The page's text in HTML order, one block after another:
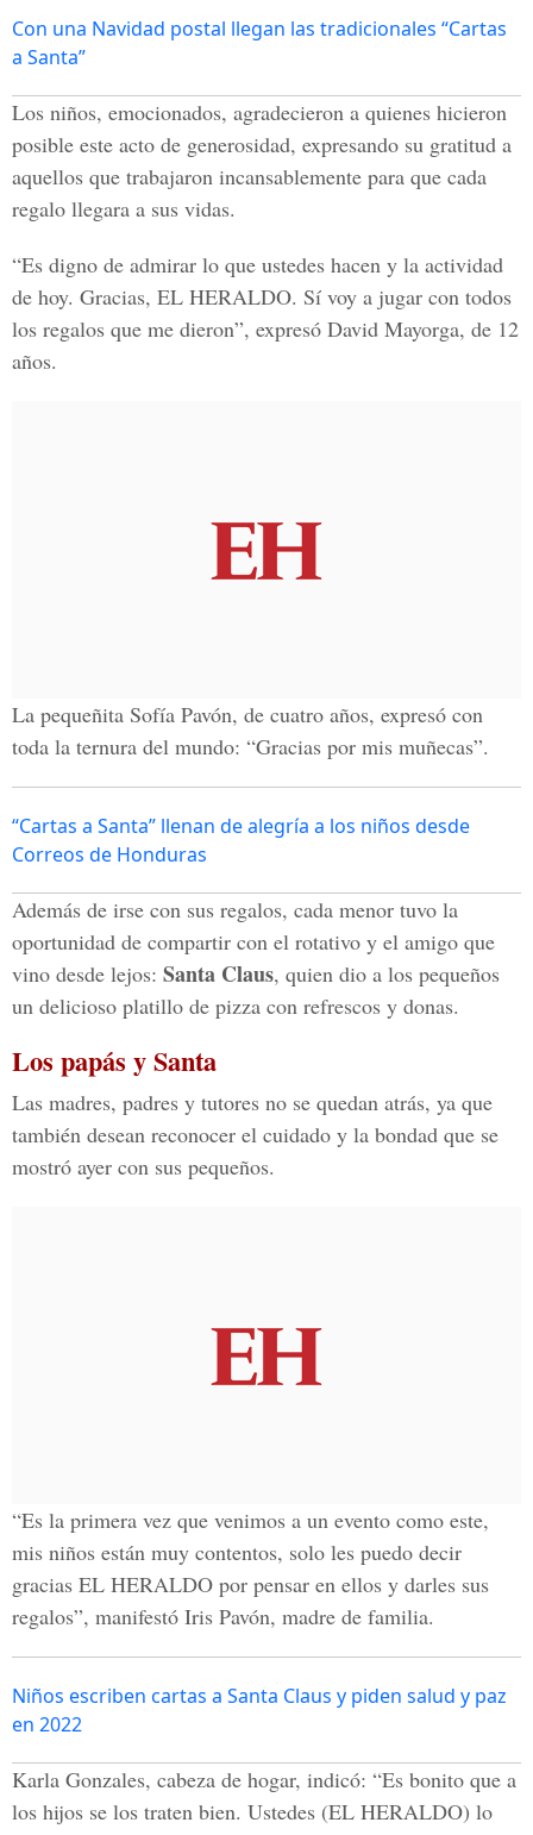
Con una Navidad postal llegan las tradicionales “Cartas
a Santa”
Los niños, emocionados, agradecieron a quienes hicieron
posible este acto de generosidad, expresando su gratitud a
aquellos que trabajaron incansablemente para que cada
regalo llegara a sus vidas.
“Es digno de admirar lo que ustedes hacen y la actividad
de hoy. Gracias, EL HERALDO. Sí voy a jugar con todos
los regalos que me dieron”, expresó David Mayorga, de 12
años.
La pequeñita Sofía Pavón, de cuatro años, expresó con
toda la ternura del mundo: “Gracias por mis muñecas”.
“Cartas a Santa” llenan de alegría a los niños desde
Correos de Honduras
Además de irse con sus regalos, cada menor tuvo la
oportunidad de compartir con el rotativo y el amigo que
vino desde lejos: Santa Claus, quien dio a los pequeños
un delicioso platillo de pizza con refrescos y donas.
Los papás y Santa
Las madres, padres y tutores no se quedan atrás, ya que
también desean reconocer el cuidado y la bondad que se
mostró ayer con sus pequeños.
“Es la primera vez que venimos a un evento como este,
mis niños están muy contentos, solo les puedo decir
gracias EL HERALDO por pensar en ellos y darles sus
regalos”, manifestó Iris Pavón, madre de familia.
Niños escriben cartas a Santa Claus y piden salud y paz
en 2022
Karla Gonzales, cabeza de hogar, indicó: “Es bonito que a
los hijos se los traten bien. Ustedes (EL HERALDO) lo